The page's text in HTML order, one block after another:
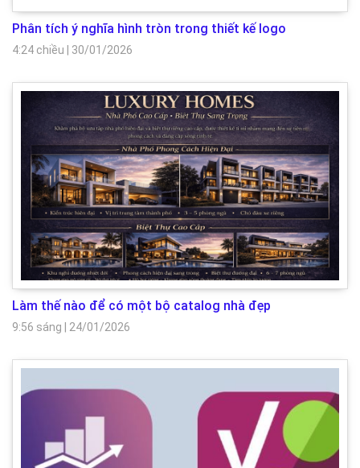
Phân tích ý nghĩa hình tròn trong thiết kế logo
4:24 chiều 30/01/2026
Làm thế nào để có một bộ catalog nhà đẹp
9:56 sáng 24/01/2026